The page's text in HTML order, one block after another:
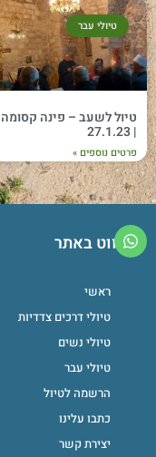
טיולי עבר
טיול לשעב – פינה קסומה
| 27.1.23
פרטים נוספים »
ניווט באתר
ראשי
טיולי דרכים צדדיות
טיולי נשים
טיולי עבר
הרשמה לטיול
כתבו עלינו
יצירת קשר